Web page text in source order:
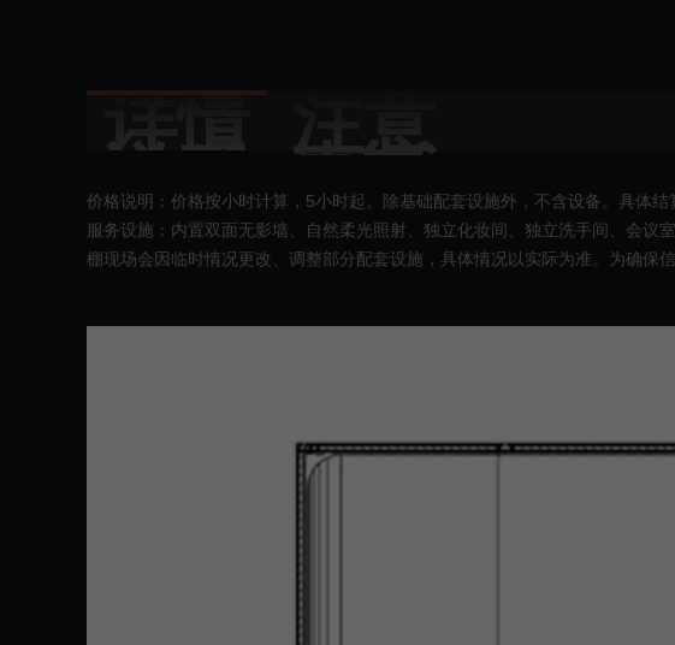
详情
说明 事项
价格说明：价格按小时计算，5小时起。除基础配套设施外，不含设备。具体
服务设施：内置双面无影墙、自然柔光照射、独立化妆间、独立洗手间、会
棚现场会因临时情况更改、调整部分配套设施，具体情况以实际为准。为确保